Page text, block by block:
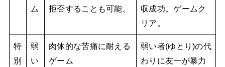
ム
拒否することも可能。
収成功。ゲームク
リア。
特
別
弱
い
肉体的な苦痛に耐える
ゲーム
弱い者(ゆとり)の代
わりに友一が暴力